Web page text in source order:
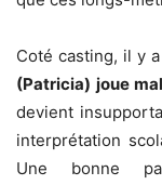
Coté casting, il y
(Patricia) joue mal
devient
interprétation
Une bonne